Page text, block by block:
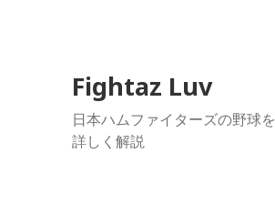
Fightaz Luv
日本ハムファイターズの野球を
詳しく解説